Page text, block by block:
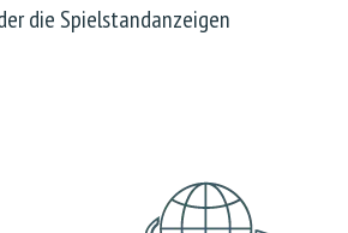
die Spielstandanzeigen